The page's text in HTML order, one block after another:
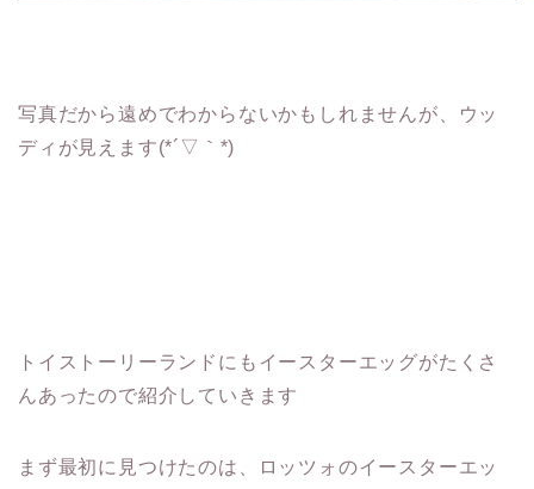
写真だから遠めでわからないかもしれませんが、ウッ
ディが見えます(*´▽｀*)
トイストーリーランドにもイースターエッグがたくさ
んあったので紹介していきます
まず最初に見つけたのは、ロッツォのイースターエッ